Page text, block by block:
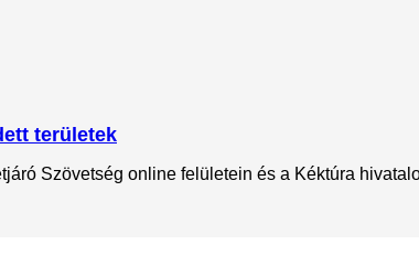
területek
Szövetség online felületein és a Kéktúra